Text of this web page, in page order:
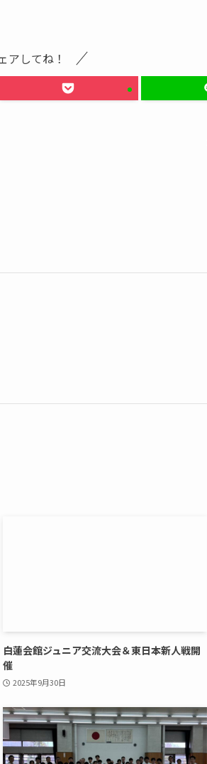
アしてね！
白蓮会館ジュニア交流大会＆東日本新人戦開
催
2025年9月30日